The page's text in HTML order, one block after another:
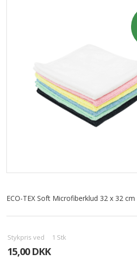
ALLE VARER I DENNE KATEGORI ER
KONTAKT
ECO-TEX Soft Microfiberklud 32 x 32 cm
Stykpris ved 1 Stk
15,00 DKK